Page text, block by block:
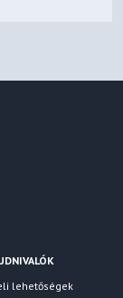
lehetőségek